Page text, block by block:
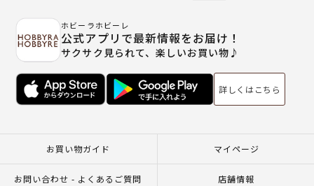
ホビーラホビーレ
公式アプリで最新情報をお届け！
サクサク見られて、楽しいお買い物♪
詳しくはこちら
お買い物ガイド マイページ
お問い合わせ - よくあるご質問 店舗情報